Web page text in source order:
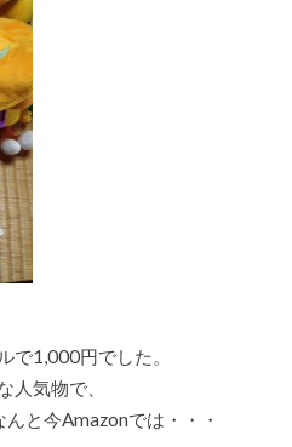
で1,000円でした。
人気物で、
と今Amazonでは・・・